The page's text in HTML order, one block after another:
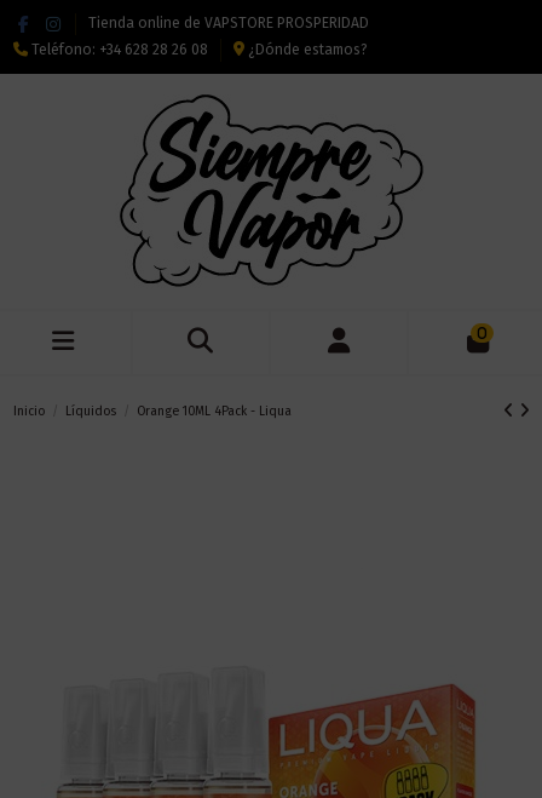
Tienda online de VAPSTORE PROSPERIDAD
Teléfono: +34 628 28 26 08 ¿Dónde estamos?
0
Inicio Líquidos Orange 10ML 4Pack - Liqua